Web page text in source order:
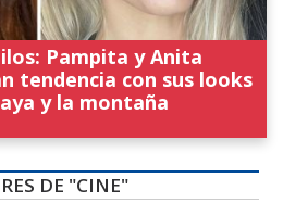
Pampita y Anita
tendencia con sus looks
y la montaña
DE "CINE"